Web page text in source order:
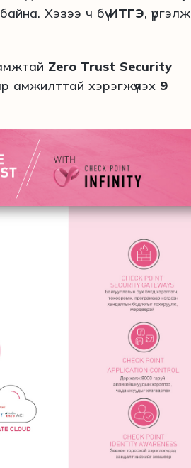
Хэзээ ч бүүИТГЭ, үргэлж
Zero Trust Security
амжилттай хэрэгжүүлэх 9